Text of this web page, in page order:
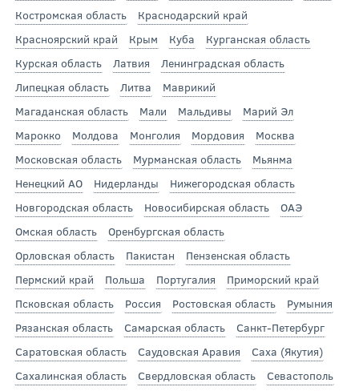
Костромская область
Краснодарский край
Красноярский край
Крым Куба
Курганская область
Курская область
Латвия
Ленинградская область
Липецкая область
Литва
Маврикий
Магаданская область
Мали Мальдивы
Марий Эл
Марокко
Молдова Монголия Мордовия
Москва
Московская область
Мурманская область
Мьянма
Ненецкий АО
Нидерланды
Нижегородская область
Новгородская область
Новосибирская область
ОАЭ
Омская область
Оренбургская область
Орловская область
Пакистан
Пензенская область
Пермский край
Польша Португалия
Приморский край
Псковская область
Россия Ростовская область
Румыния
Рязанская область
Самарская область
Санкт-Петербург
Саратовская область
Саудовская Аравия
Саха (Якутия)
Сахалинская область
Свердловская область
Севастополь